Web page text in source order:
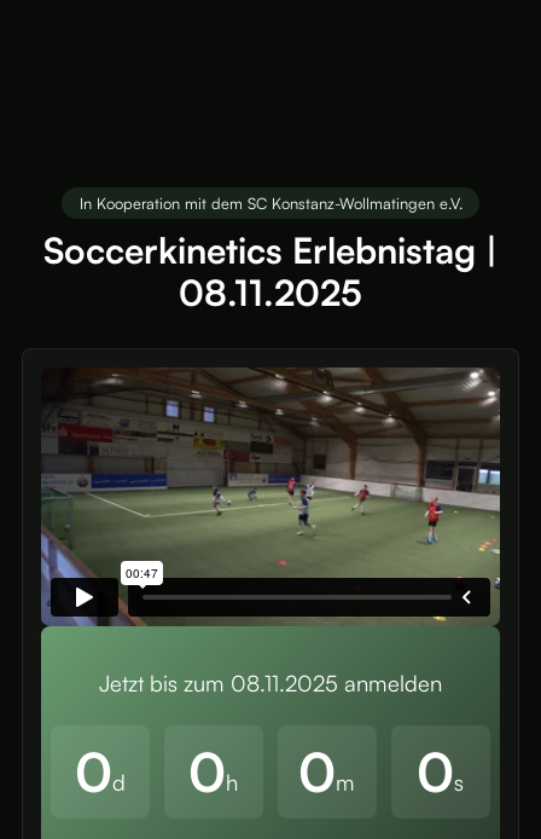
In Kooperation mit dem SC Konstanz-Wollmatingen e.V.
Soccerkinetics Erlebnistag |
08.11.2025
Jetzt bis zum 08.11.2025 anmelden
0d 0h 0m 0s